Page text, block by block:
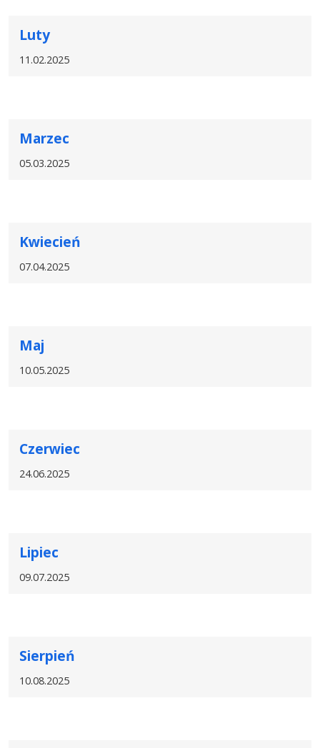
Luty
11.02.2025
Marzec
05.03.2025
Kwiecień
07.04.2025
Maj
10.05.2025
Czerwiec
24.06.2025
Lipiec
09.07.2025
Sierpień
10.08.2025